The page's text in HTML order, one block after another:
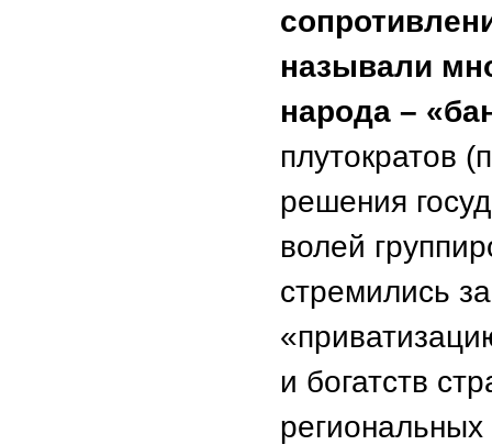
называли
народа –
плутократов
решения
волей
стремились
и богатств